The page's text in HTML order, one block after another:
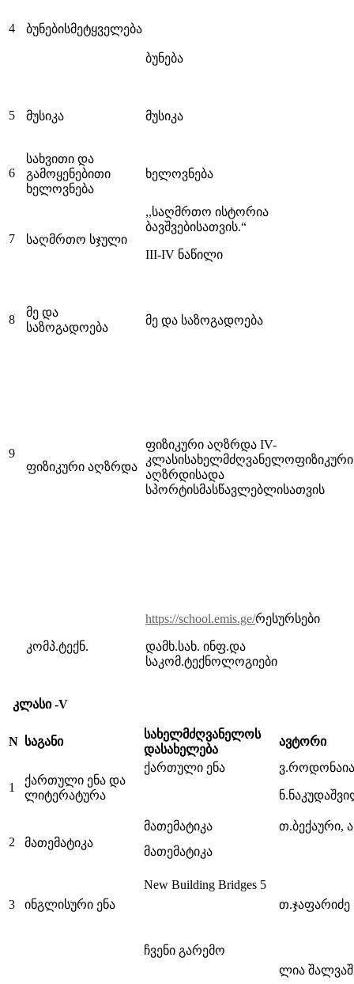
4 ბუნებისმეტყველება
ბუნება
5 მუსიკა მუსიკა
6
სახვითი და
გამოყენებითი
ხელოვნება
ხელოვნება
7 საღმრთო სჯული
,,საღმრთო ისტორია
ბავშვებისათვის.“
III-IV ნაწილი
8
მე და
საზოგადოება
მე და საზოგადოება
9
ფიზიკური აღზრდა
ფიზიკური აღზრდა IV-
კლასისახელმძღვანელოფიზიკური
აღზრდისადა
სპორტისმასწავლებლისათვის
კომპ.ტექნ.
https://school.emis.ge/რესურსები
დამხ.სახ. ინფ.და
საკომ.ტექნოლოგიები
კლასი -V
N საგანი
სახელმძღვანელოს
დასახელება
ავტორი
1
ქართული ენა და
ლიტერატურა
ქართული ენა
2 მათემატიკა
მათემატიკა
თ.ბექაური,
მათემატიკა
3 ინგლისური ენა
New Building Bridges 5
თ.ჯაფარიძე
ჩვენი გარემო
ლია